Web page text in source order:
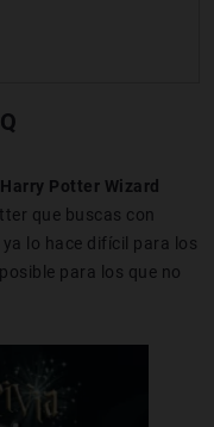
Harry Potter Wizard
que buscas con
lo hace difícil para los
para los que no